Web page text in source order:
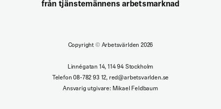
från tjänstemännens arbetsmarknad
Copyright ©Arbetsvärlden 2026
Linnégatan 14, 114 94 Stockholm
Telefon 08-782 93 12, red@arbetsvarlden.se
Ansvarig utgivare: Mikael Feldbaum